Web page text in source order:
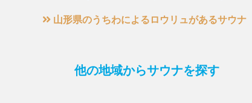
山形県のうちわによるロウリュがあるサウナ
他の地域からサウナを探す